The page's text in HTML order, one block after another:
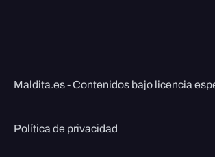
Maldita.es - Contenidos bajo licencia
Política de privacidad